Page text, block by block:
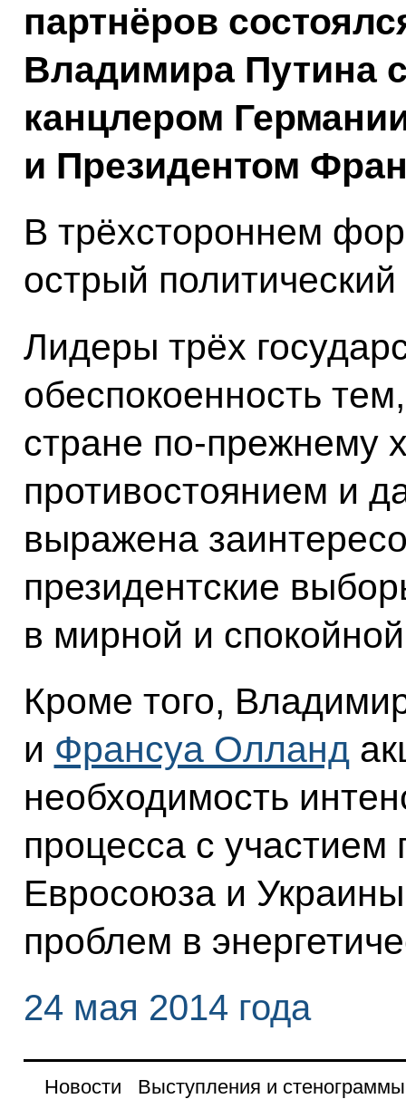
партнёров
Владимира Путина
канцлером
и Президентом
В трёхстороннем
острый
Лидеры трёх
обеспокоенность
стране по‑прежнему
противостоянием и
выражена
президентские
в мирной и
Кроме того,
и Франсуа Олланд
необходимость
процесса с участием
Евросоюза и
проблем в
24 мая 2014 года
Новости Выступления и стенограммы